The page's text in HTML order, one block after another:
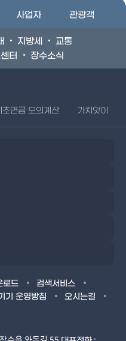
사업자 관광객
지방세
교통
터 장수소식
초연금 모의계산 가치앗이
로드
검색서비스
기 운영방침
오시는길